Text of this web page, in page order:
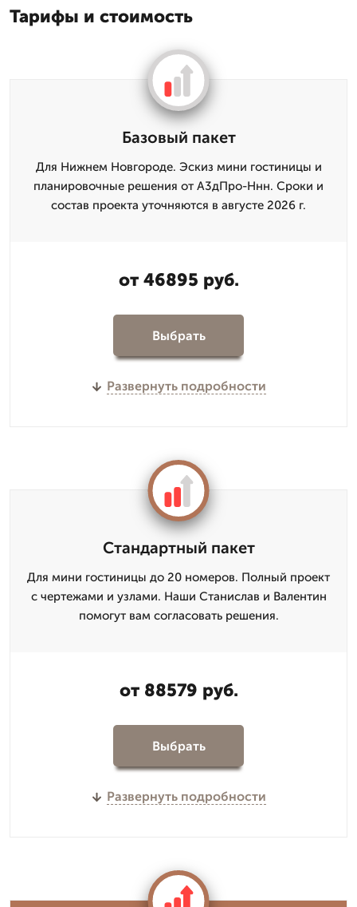
Тарифы и стоимость
Базовый пакет
Для Нижнем Новгороде. Эскиз мини гостиницы и
планировочные решения от А3дПро-Ннн. Сроки и
состав проекта уточняются в августе 2026 г.
от 46895 руб.
Выбрать
Развернуть подробности
Стандартный пакет
Для мини гостиницы до 20 номеров. Полный проект
с чертежами и узлами. Наши Станислав и Валентин
помогут вам согласовать решения.
от 88579 руб.
Выбрать
Развернуть подробности